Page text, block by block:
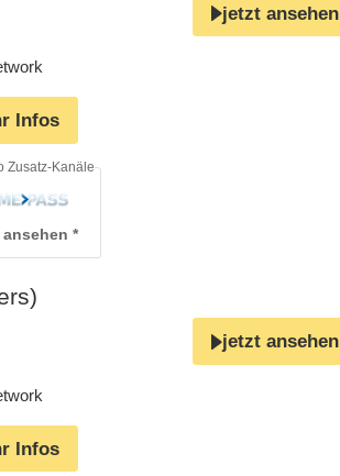
jetzt ansehen
Infos
Zusatz-Kanäle
jetzt ansehen
Infos